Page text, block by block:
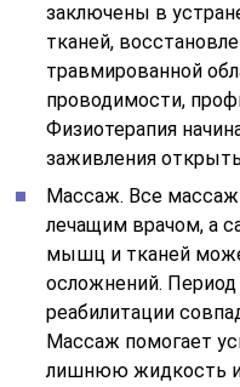
заключены в
тканей,
травмированной
проводимости,
Физиотерапия
заживления
Массаж. Все
лечащим врачом, а
мышц и тканей
осложнений.
реабилитации
Массаж помогает
лишнюю жидкость